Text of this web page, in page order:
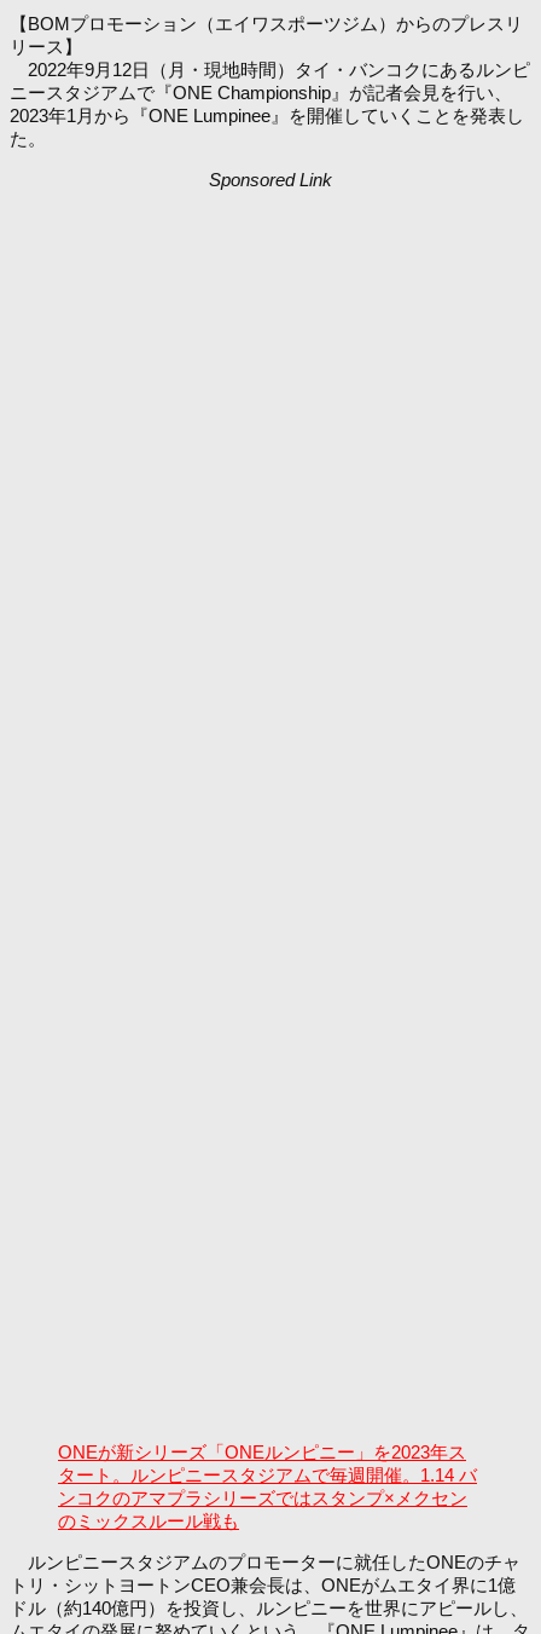
【BOMプロモーション（エイワスポーツジム）からのプレスリ
リース】
2022年9月12日（月・現地時間）タイ・バンコクにあるルンピ
ニースタジアムで『ONE Championship』が記者会見を行い、
2023年1月から『ONE Lumpinee』を開催していくことを発表し
た。
Sponsored Link
ONEが新シリーズ「ONEルンピニー」を2023年ス
タート。ルンピニースタジアムで毎週開催。1.14 バ
ンコクのアマプラシリーズではスタンプ×メクセン
のミックスルール戦も
ルンピニースタジアムのプロモーターに就任したONEのチャ
トリ・シットヨートンCEO兼会長は、ONEがムエタイ界に1億
ドル（約140億円）を投資し、ルンピニーを世界にアピールし、